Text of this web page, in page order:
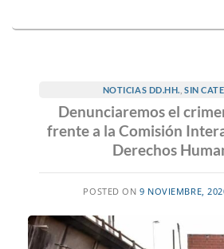
NOTICIAS DD.HH. ,SIN
Denunciaremos el
frente a la Comisión
Derechos
POSTED ON 9 NOVIEMBRE,